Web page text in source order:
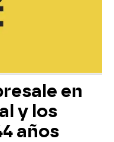
en
y los
años